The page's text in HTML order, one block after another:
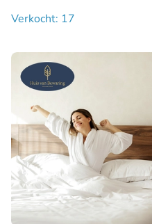
Verkocht: 17